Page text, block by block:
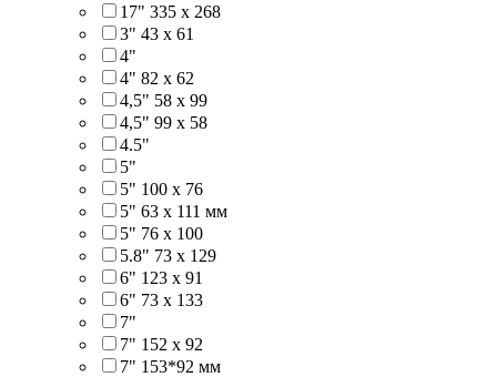
17" 335 х 268
3" 43 x 61
4"
4" 82 x 62
4,5" 58 х 99
4,5" 99 x 58
4.5"
5"
5" 100 x 76
5" 63 x 111 мм
5" 76 х 100
5.8" 73 x 129
6" 123 х 91
6" 73 х 133
7"
7" 152 x 92
7" 153*92 мм